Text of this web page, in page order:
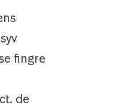
fingre
de